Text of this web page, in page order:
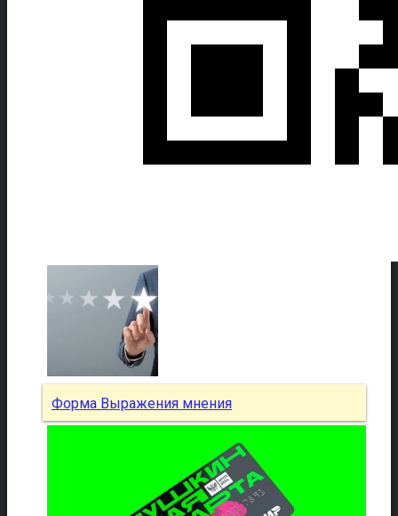
Форма Выражения мнения